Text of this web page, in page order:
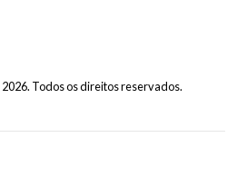
Todos os direitos reservados.